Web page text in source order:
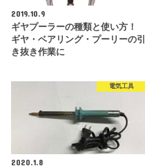
2019.10.9
ギヤプーラーの種類と使い方！
ギヤ・ベアリング・プーリーの引
き抜き作業に
電気工具
2020.1.8